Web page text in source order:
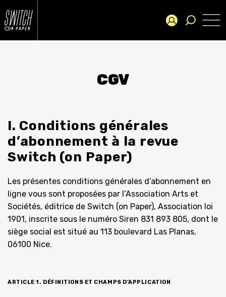
CGV
I. Conditions générales
d’abonnement à la revue
Switch (on Paper)
Les présentes conditions générales d’abonnement en
ligne vous sont proposées par l’Association Arts et
Sociétés, éditrice de Switch (on Paper), Association loi
1901, inscrite sous le numéro Siren 831 893 805, dont le
siège social est situé au 113 boulevard Las Planas,
06100 Nice.
ARTICLE 1. DÉFINITIONS ET CHAMPS D’APPLICATION